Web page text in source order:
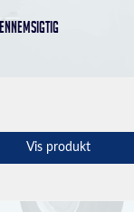
Vis produkt